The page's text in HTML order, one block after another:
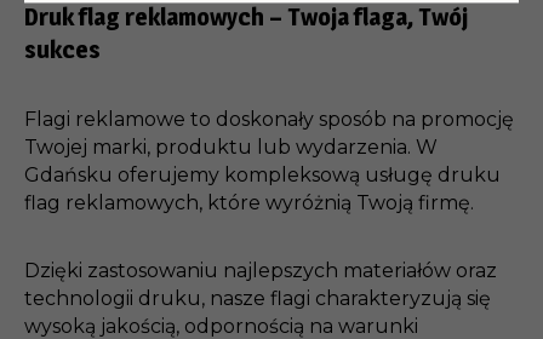
Druk flag reklamowych – Twoja flaga, Twój
sukces
Flagi reklamowe to doskonały sposób na promocję
Twojej marki, produktu lub wydarzenia. W
Gdańsku oferujemy kompleksową usługę druku
flag reklamowych, które wyróżnią Twoją firmę.
Dzięki zastosowaniu najlepszych materiałów oraz
technologii druku, nasze flagi charakteryzują się
wysoką jakością, odpornością na warunki